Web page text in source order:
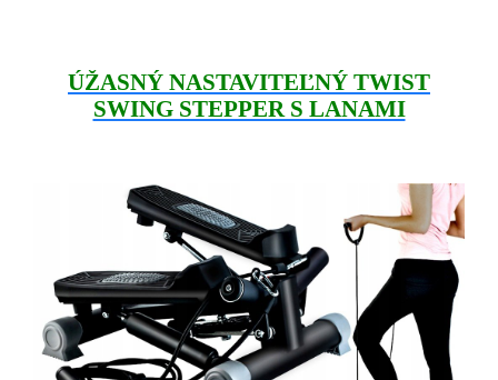
ÚŽASNÝ NASTAVITEĽNÝ TWIST
SWING STEPPER S LANAMI